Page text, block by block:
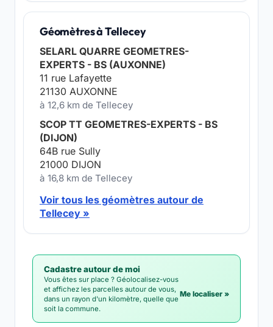
Géomètres à Tellecey
SELARL QUARRE GEOMETRES-
EXPERTS - BS (AUXONNE)
11 rue Lafayette
21130 AUXONNE
à 12,6 km de Tellecey
SCOP TT GEOMETRES-EXPERTS - BS
(DIJON)
64B rue Sully
21000 DIJON
à 16,8 km de Tellecey
Voir tous les géomètres autour de
Tellecey »
Cadastre autour de moi
Vous êtes sur place ? Géolocalisez-vous
et affichez les parcelles autour de vous,
dans un rayon d'un kilomètre, quelle que
soit la commune.
Me localiser »